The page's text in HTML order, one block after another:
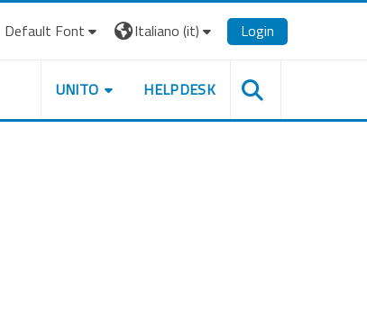
Default Font
Italiano ‎(it)‎ Login
UNITO HELPDESK